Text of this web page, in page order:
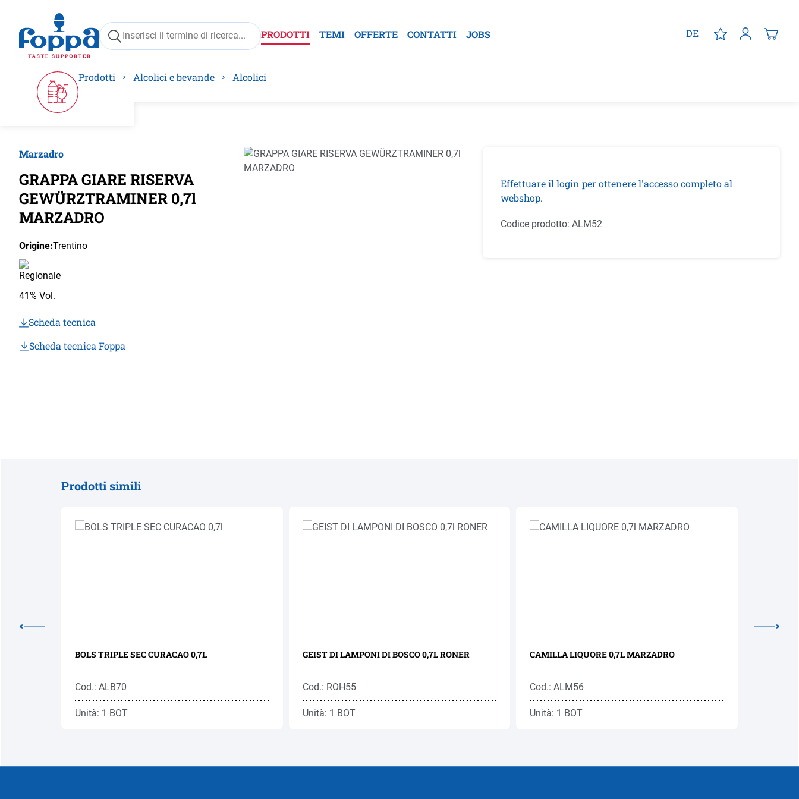
Passa alla navigazione principale
PRODOTTI TEMI OFFERTE CONTATTI JOBS DE
Prodotti Alcolici e bevande Alcolici
Marzadro
GRAPPA GIARE RISERVA
GEWÜRZTRAMINER 0,7l
MARZADRO
Origine:Trentino
41% Vol.
Scheda tecnica
Scheda tecnica Foppa
Salta la galleria di immagini
Effettuare il login per ottenere l'accesso completo al
webshop.
Codice prodotto: ALM52
Prodotti simili
BOLS TRIPLE SEC CURACAO 0,7L
Cod.: ALB70
Unità: 1 BOT
GEIST DI LAMPONI DI BOSCO 0,7L RONER
Cod.: ROH55
Unità: 1 BOT
CAMILLA LIQUORE 0,7L MARZADRO
Cod.: ALM56
Unità: 1 BOT